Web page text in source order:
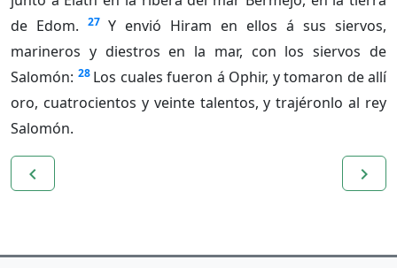
de Edom.
27 Y envió Hiram en ellos á sus siervos,
marineros y diestros en la mar, con los siervos de
Salomón: 28 Los cuales fueron á Ophir, y tomaron de allí
oro, cuatrocientos y veinte talentos, y trajéronlo al rey
Salomón.
navigate_before navigate_next